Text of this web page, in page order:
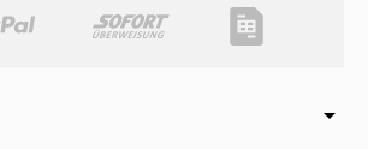
arrow_drop_down